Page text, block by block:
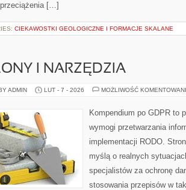
[…]
CIEKAWOSTKI GEOLOGICZNE I FORMACJE SKALANE
I NARZĘDZIA
ADMIN LUT - 7 - 2026 MOŻLIWOŚĆ
Kompendium po GDPR to
wymogi przetwarzania
implementacji RODO.
myślą o realnych
specjalistów za ochronę
stosowania przepisów w